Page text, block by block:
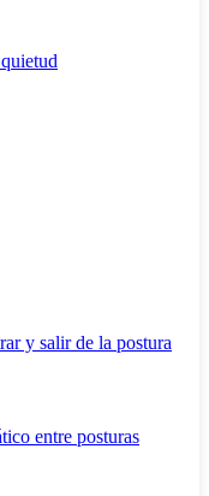
y salir de la postura
entre posturas